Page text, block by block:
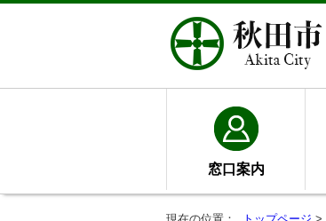
窓口案内